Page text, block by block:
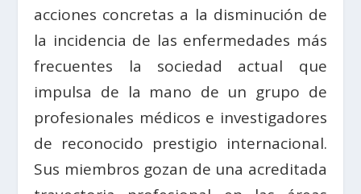
acciones concretas a la disminución de
la incidencia de las enfermedades más
frecuentes la sociedad actual que
impulsa de la mano de un grupo de
profesionales médicos e investigadores
de reconocido prestigio internacional.
Sus miembros gozan de una acreditada